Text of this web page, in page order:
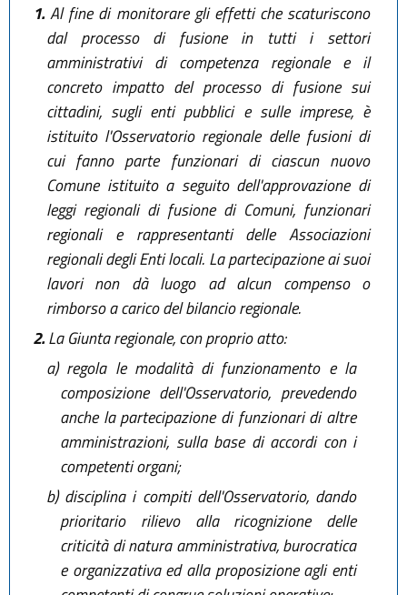
1.Al fine di monitorare gli effetti che scaturiscono
dal processo di fusione in tutti i settori
amministrativi di competenza regionale e il
concreto impatto del processo di fusione sui
cittadini, sugli enti pubblici e sulle imprese, è
istituito l'Osservatorio regionale delle fusioni di
cui fanno parte funzionari di ciascun nuovo
Comune istituito a seguito dell'approvazione di
leggi regionali di fusione di Comuni, funzionari
regionali e rappresentanti delle Associazioni
regionali degli Enti locali. La partecipazione ai suoi
lavori non dà luogo ad alcun compenso o
rimborso a carico del bilancio regionale.
2.La Giunta regionale, con proprio atto:
a)regola le modalità di funzionamento e la
composizione dell'Osservatorio, prevedendo
anche la partecipazione di funzionari di altre
amministrazioni, sulla base di accordi con i
competenti organi;
b)disciplina i compiti dell'Osservatorio, dando
prioritario rilievo alla ricognizione delle
criticità di natura amministrativa, burocratica
e organizzativa ed alla proposizione agli enti